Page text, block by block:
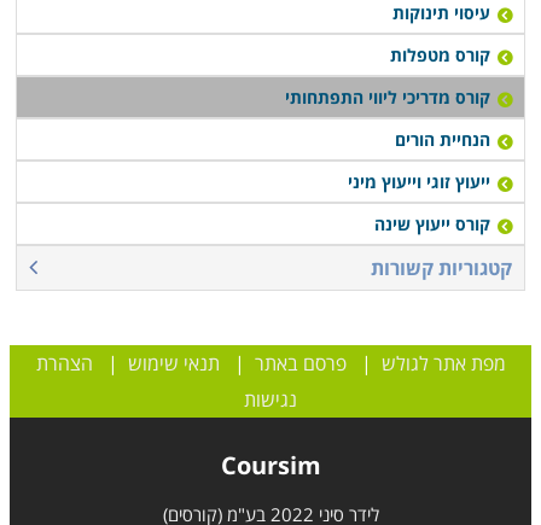
עיסוי תינוקות
קורס מטפלות
קורס מדריכי ליווי התפתחותי
הנחיית הורים
ייעוץ זוגי וייעוץ מיני
קורס ייעוץ שינה
קטגוריות קשורות
מפת אתר לגולש |פרסם באתר | תנאי שימוש | הצהרת
נגישות
Coursim
לידר סיני 2022 בע"מ (קורסים)